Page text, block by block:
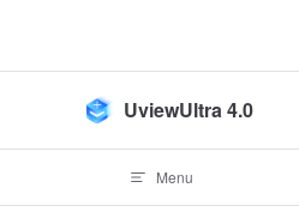
UviewUltra 4.0
Menu